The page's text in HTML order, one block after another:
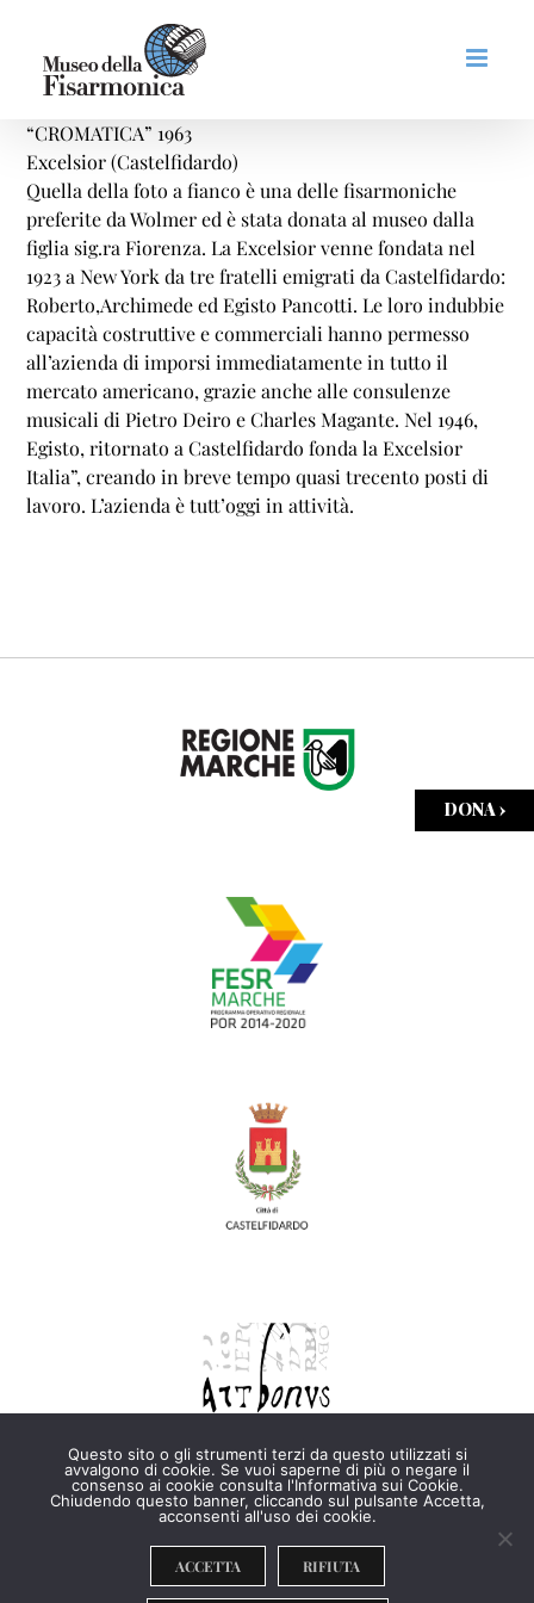
contenuto
DONA ›
“CROMATICA” 1963
Excelsior (Castelfidardo)
Quella della foto a fianco è una delle fisarmoniche
preferite da Wolmer ed è stata donata al museo dalla
figlia sig.ra Fiorenza. La Excelsior venne fondata nel
1923 a New York da tre fratelli emigrati da Castelfidardo:
Roberto,Archimede ed Egisto Pancotti. Le loro indubbie
capacità costruttive e commerciali hanno permesso
all’azienda di imporsi immediatamente in tutto il
mercato americano, grazie anche alle consulenze
musicali di Pietro Deiro e Charles Magante. Nel 1946,
Egisto, ritornato a Castelfidardo fonda la Excelsior
Italia”, creando in breve tempo quasi trecento posti di
lavoro. L’azienda è tutt’oggi in attività.
Copyright © 2026 Tutti i diritti riservati ·Privacy policy·
Questo sito o gli strumenti terzi da questo utilizzati si
avvalgono di cookie. Se vuoi saperne di più o negare il
consenso ai cookie consulta l'Informativa sui Cookie.
Chiudendo questo banner, cliccando sul pulsante Accetta,
acconsenti all'uso dei cookie.
ACCETTA RIFIUTA